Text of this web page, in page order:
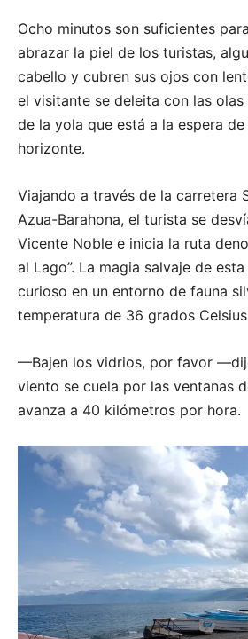
Ocho minutos son suficientes
abrazar la piel de los turistas,
cabello y cubren sus ojos con
el visitante se deleita con las
de la yola que está a la espera
horizonte.
Viajando a través de la carretera
Azua-Barahona, el turista se
Vicente Noble e inicia la ruta
al Lago”. La magia salvaje de
curioso en un entorno de fauna
temperatura de 36 grados
—Bajen los vidrios, por favor
viento se cuela por las ventanas
avanza a 40 kilómetros por hora.